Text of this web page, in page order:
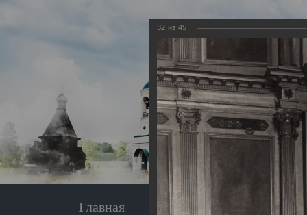
Главная Экскурсия
32 из 45